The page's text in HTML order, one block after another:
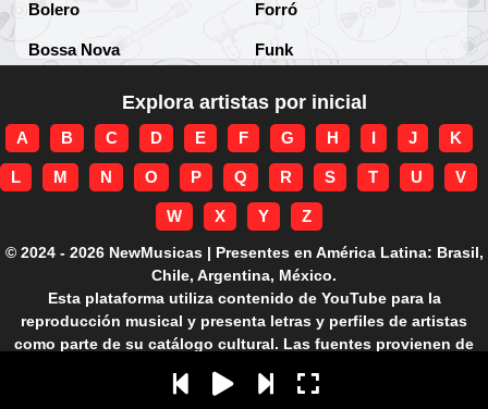
Bolero
Bossa Nova
Brega-funk
Cha-Cha
Corridos
Country
Cuarteto
Forró
Funk
Funk Internacional
Gospel/Religioso
Gótico
Grunge
Guarania
Hard rock
Hardcore
Explora artistas por inicial
A B C D E F G H I J K
L M N O P Q R S T U V
W X Y Z
© 2024 - 2026 NewMusicas | Presentes en América Latina: Brasil,
Chile, Argentina, México.
Esta plataforma utiliza contenido de YouTube para la
reproducción musical y presenta letras y perfiles de artistas
como parte de su catálogo cultural. Las fuentes provienen de